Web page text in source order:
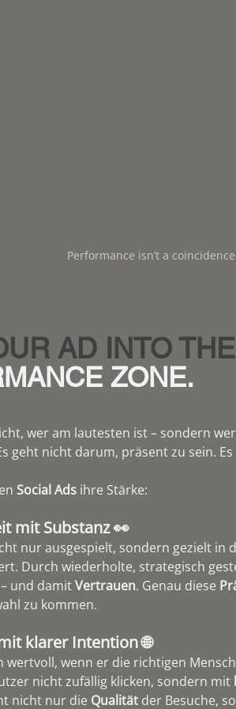
Performance isn’t a
AD INTO THE
ZONE.
wer am lautesten ist – sondern
geht nicht darum, präsent zu sein.
Social Ads ihre Stärke:
mit Substanz 👀
nur ausgespielt, sondern gezielt in
Durch wiederholte, strategisch
und damit Vertrauen. Genau diese
zu kommen.
klarer Intention 🌐
wertvoll, wenn er die richtigen
nicht zufällig klicken, sondern mit
nicht nur die Qualität der Besuche,